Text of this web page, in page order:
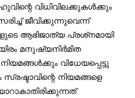
വിധിവിലക്കുകൾക്കും
ജീവിക്കുന്നുവെന്ന്
ആഭിജാത്യ പ്രശ്‌നമായി
മനുഷ്യനിർമിത
വിധേയപ്പെട്ടു
നിയമങ്ങളെ